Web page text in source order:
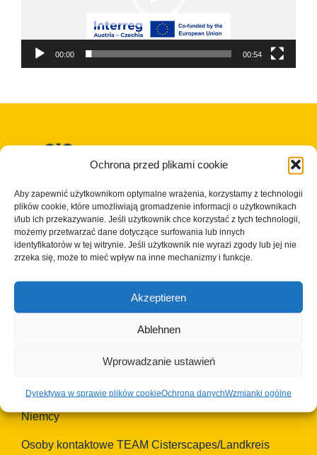
Ochrona przed plikami cookie
Aby zapewnić użytkownikom optymalne wrażenia, korzystamy z technologii
plików cookie, które umożliwiają gromadzenie informacji o użytkownikach
i/lub ich przekazywanie. Jeśli użytkownik chce korzystać z tych technologii,
możemy przetwarzać dane dotyczące surfowania lub innych
identyfikatorów w tej witrynie. Jeśli użytkownik nie wyrazi zgody lub jej nie
zrzeka się, może to mieć wpływ na inne mechanizmy i funkcje.
Akzeptieren
Ablehnen
Wprowadzanie ustawień
Dyrektywa w sprawie plików cookieOchrona danychWzmianki ogólne
00:00 00:54
© Copyright 2023 - 2026 | Cisterscapes
Wszelkie prawa zastrzeżone
Kontakt:
European Heritage Label/Cisterscapes
96052 Bamberg
Niemcy
Osoby kontaktowe TEAM Cisterscapes/Landkreis